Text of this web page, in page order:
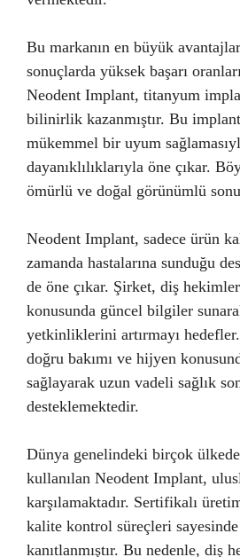
Bu markanın en büyük
sonuçlarda yüksek başarı
Neodent Implant, titanyum
bilinirlik kazanmıştır. Bu
mükemmel bir uyum
dayanıklılıklarıyla öne çıkar.
ömürlü ve doğal görünümlü
Neodent Implant, sadece ürün
zamanda hastalarına sunduğu
de öne çıkar. Şirket, diş
konusunda güncel bilgiler
yetkinliklerini artırmayı hedefler.
doğru bakımı ve hijyen
sağlayarak uzun vadeli sağlık
desteklemektedir.
Dünya genelindeki birçok
kullanılan Neodent Implant,
karşılamaktadır. Sertifikalı
kalite kontrol süreçleri
kanıtlanmıştır. Bu nedenle, diş